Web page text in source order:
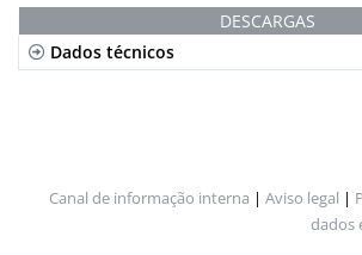
DESCARGAS
Dados técnicos
Canal de informação interna | Aviso legal |
dados